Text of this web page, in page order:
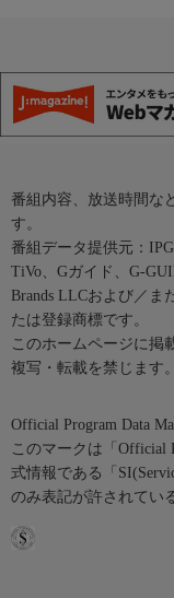
番組内容、放送時間な
す。
番組データ提供元：
TiVo、Gガイド、G-
Brands LLCおよび／ま
たは登録商標です。
このホームページに掲
複写・転載を禁じます。
Official Program Data
このマークは「Official
式情報である「
のみ表記が許されてい